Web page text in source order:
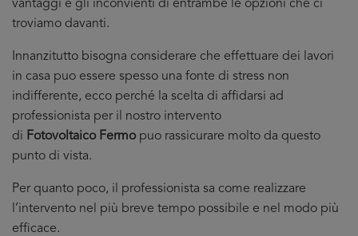
vantaggi e gli inconvienti di entrambe le opzioni che ci
troviamo davanti.
Innanzitutto bisogna considerare che effettuare dei lavori
in casa puo essere spesso una fonte di stress non
indifferente, ecco perché la scelta di affidarsi ad
professionista per il nostro intervento
di Fotovoltaico Fermo puo rassicurare molto da questo
punto di vista.
Per quanto poco, il professionista sa come realizzare
l’intervento nel più breve tempo possibile e nel modo più
efficace.